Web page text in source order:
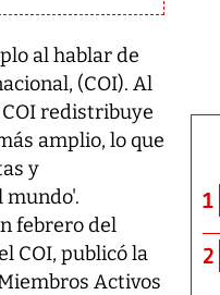
al hablar de
(COI). Al
COI redistribuye
amplio, lo que
y
mundo'.
febrero del
COI, publicó la
Activos
1
2